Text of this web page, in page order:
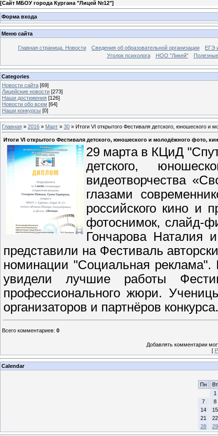
[Сайт МБОУ города Кургана "Лицей №12"]
Форма входа
Меню сайта
Главная страница. Новости Сведения об образовательной организации
ЕГЭ
Уголок психолога
НОО "Ликей"
Categories
Новости сайта [69]
Лицейские новости [273]
Наши достижения [126]
Новости обо всем [64]
Наши конкурсы [0]
Главная » 2016 » Март » 30 » Итоги VI открытого Фестиваля детского, юношеского и
Итоги VI открытого Фестиваля детского, юношеского и молодёжного фото,
29 марта в КЦиД
детского,
видеотворчества
глазами
российского кино и
фотоснимок, слайд-
Гончарова Наталия
представили на Фестиваль
номинации "Социальная
увидели лучшие работы
профессионального жюри.
организаторов и партнёров конкурса.
Всего комментариев: 0
Добавлять комментарии
[
Calendar
Пн
Вт
1
7
8
14
15
21
22
28
29